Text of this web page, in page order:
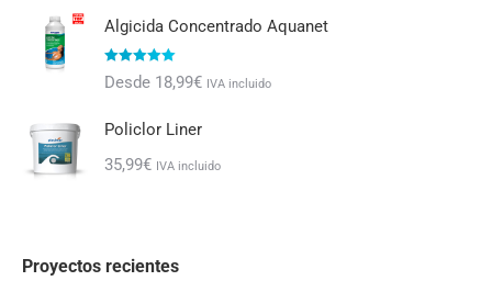
Algicida Concentrado Aquanet
Valorado con
5.00de 5
Desde 18,99€ IVA incluido
Policlor Liner
35,99€ IVA incluido
Proyectos recientes